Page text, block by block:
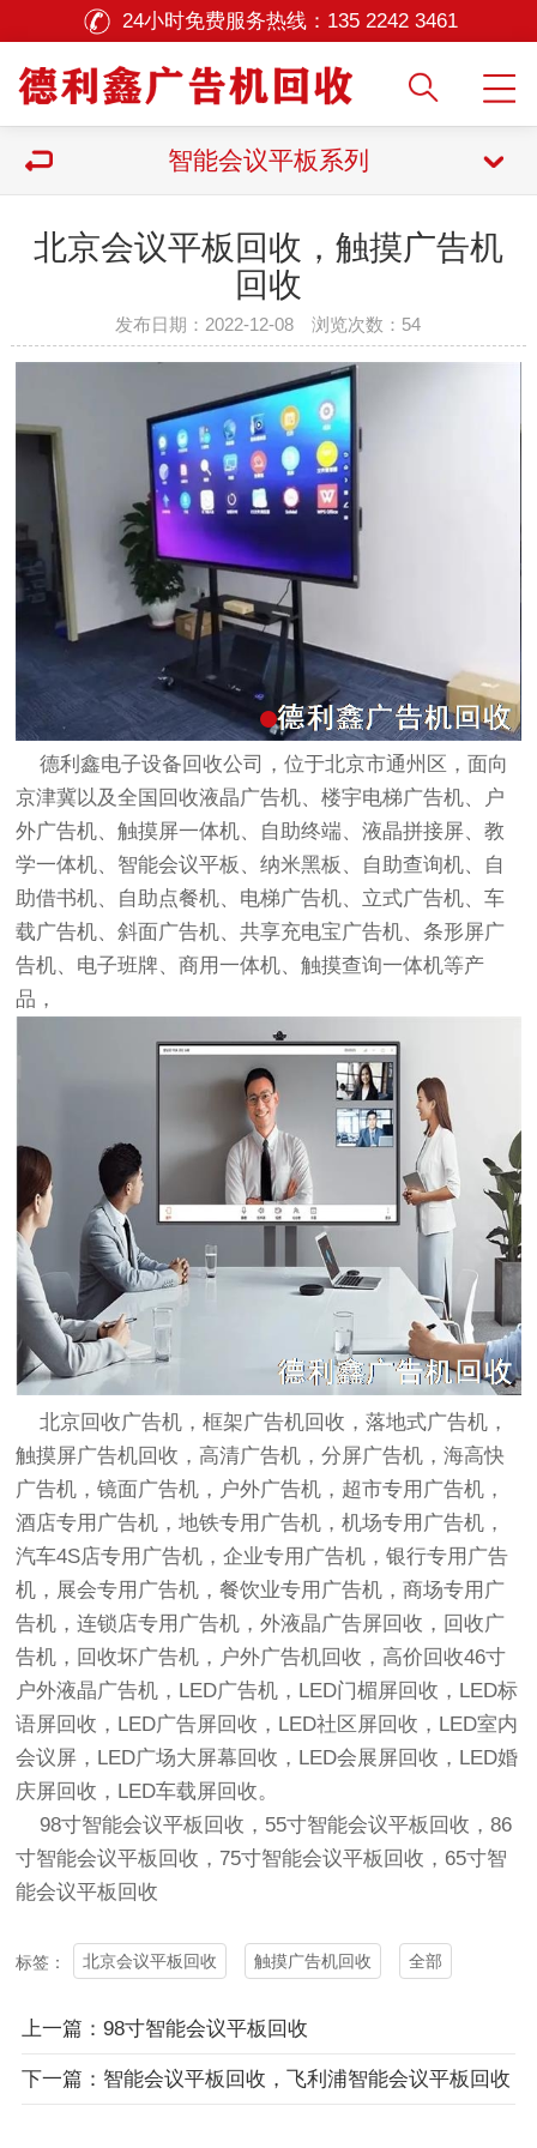
24小时免费服务热线： 135 2242 3461
智能会议平板系列
北京会议平板回收，触摸广告机
回收
发布日期：2022-12-08 浏览次数： 54
德利鑫电子设备回收公司，位于北京市通州区，面向
京津冀以及全国回收液晶广告机、楼宇电梯广告机、户
外广告机、触摸屏一体机、自助终端、液晶拼接屏、教
学一体机、智能会议平板、纳米黑板、自助查询机、自
助借书机、自助点餐机、电梯广告机、立式广告机、车
载广告机、斜面广告机、共享充电宝广告机、条形屏广
告机、电子班牌、商用一体机、触摸查询一体机等产
品，
北京回收广告机，框架广告机回收 ，落地式广告机，
触摸屏广告机回收 ，高清广告机，分屏广告机，海高快
广告机，镜面广告机，户外广告机，超市专用广告机，
酒店专用广告机，地铁专用广告机，机场专用广告机，
汽车4S店专用广告机，企业专用广告机，银行专用广告
机，展会专用广告机，餐饮业专用广告机，商场专用广
告机，连锁店专用广告机，外液晶广告屏回收，回收广
告机，回收坏广告机，户外广告机回收 ，高价回收46寸
户外液晶广告机，LED广告机，LED门楣屏回收，LED标
语屏回收，LED广告屏回收，LED社区屏回收，LED室内
会议屏，LED广场大屏幕回收，LED会展屏回收，LED婚
庆屏回收，LED车载屏回收。
98寸智能会议平板回收 ，55寸智能会议平板回收 ，86
寸智能会议平板回收 ，75寸智能会议平板回收 ，65寸智
能会议平板回收
标签： 北京会议平板回收 触摸广告机回收 全部
上一篇：98寸智能会议平板回收
下一篇：智能会议平板回收，飞利浦智能会议平板回收